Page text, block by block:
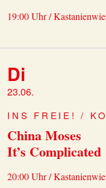
19:00 Uhr /
Di
23.06.
INS FREIE! /
China Moses
It’s Complicated
20:00 Uhr /